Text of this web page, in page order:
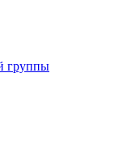
группы